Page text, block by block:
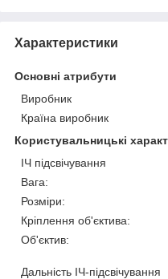
Характеристики
Основні атрибути
Виробник
Країна виробник
Користувальницькі
ІЧ підсвічування
Вага:
Розміри:
Кріплення об'єктива:
Об'єктив:
Дальність ІЧ-підсвічування